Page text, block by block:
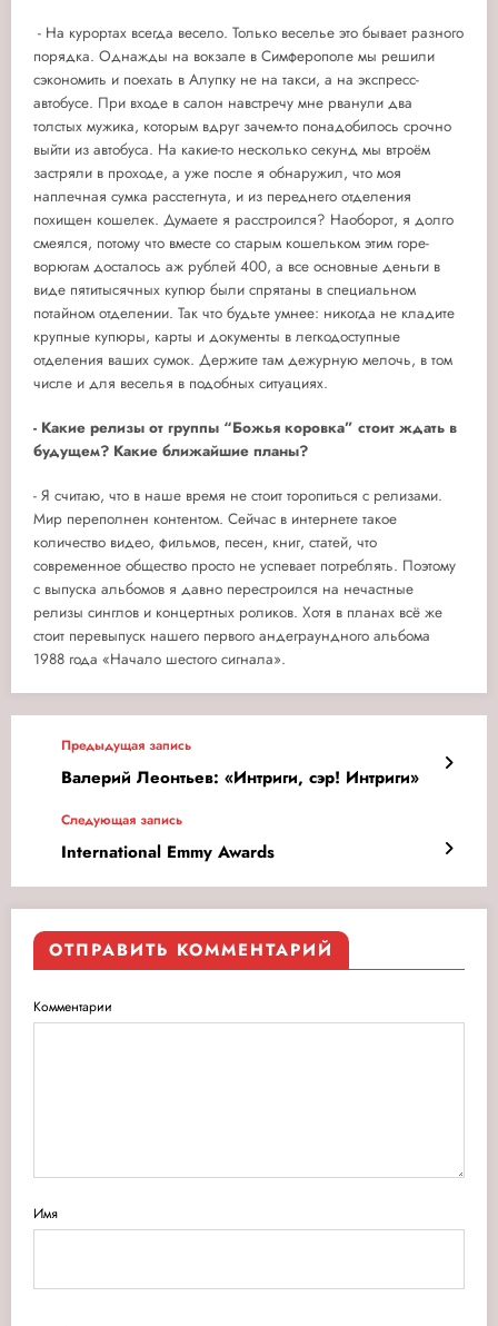
- На курортах всегда весело. Только веселье это бывает разного
порядка. Однажды на вокзале в Симферополе мы решили
сэкономить и поехать в Алупку не на такси, а на экспресс-
автобусе. При входе в салон навстречу мне рванули два
толстых мужика, которым вдруг зачем-то понадобилось срочно
выйти из автобуса. На какие-то несколько секунд мы втроём
застряли в проходе, а уже после я обнаружил, что моя
наплечная сумка расстегнута, и из переднего отделения
похищен кошелек. Думаете я расстроился? Наоборот, я долго
смеялся, потому что вместе со старым кошельком этим горе-
ворюгам досталось аж рублей 400, а все основные деньги в
виде пятитысячных купюр были спрятаны в специальном
потайном отделении. Так что будьте умнее: никогда не кладите
крупные купюры, карты и документы в легкодоступные
отделения ваших сумок. Держите там дежурную мелочь, в том
числе и для веселья в подобных ситуациях.
- Какие релизы от группы “Божья коровка” стоит ждать в
будущем? Какие ближайшие планы?
- Я считаю, что в наше время не стоит торопиться с релизами.
Мир переполнен контентом. Сейчас в интернете такое
количество видео, фильмов, песен, книг, статей, что
современное общество просто не успевает потреблять. Поэтому
с выпуска альбомов я давно перестроился на нечастные
релизы синглов и концертных роликов. Хотя в планах всё же
стоит перевыпуск нашего первого андеграундного альбома
1988 года «Начало шестого сигнала».
Предыдущая запись
Валерий Леонтьев: «Интриги, сэр! Интриги»
Следующая запись
International Emmy Awards
ОТПРАВИТЬ КОММЕНТАРИЙ
Комментарии
Имя